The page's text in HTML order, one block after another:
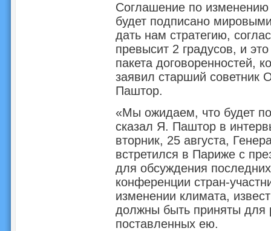
Соглашение по изменению
будет подписано
дать нам стратегию,
превысит 2 градусов, и
пакета договоренностей,
заявил старший
Паштор.
«Мы ожидаем, что будет
сказал Я. Паштор в
вторник, 25 августа,
встретился в Париже с
для обсуждения
конференции стран-
изменении климата,
должны быть приняты для
поставленных ею.